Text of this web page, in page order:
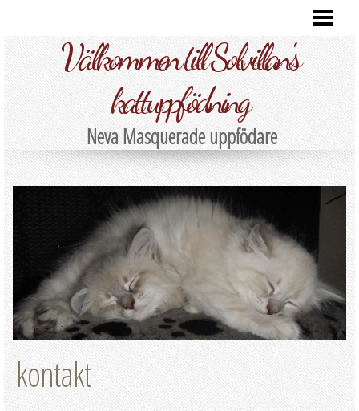
VÅRA KATTER
FOTO
KULLAR
INFORMATION
KONTAKT
Välkommen till Solvillan's
kattuppfödning
Neva Masquerade uppfödare
kontakt